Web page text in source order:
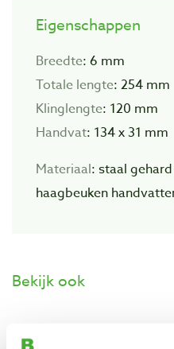
Eigenschappen
Breedte: 6 mm
Totale lengte: 254 mm
Klinglengte: 120 mm
Handvat: 134 x 31 mm
Materiaal: staal
haagbeuken
Bekijk ook